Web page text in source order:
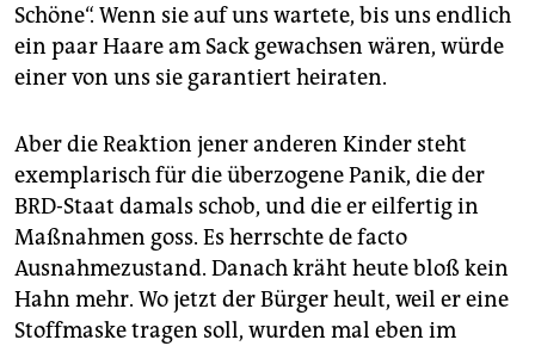
Schöne“. Wenn sie auf uns wartete, bis uns endlich
ein paar Haare am Sack gewachsen wären, würde
einer von uns sie garantiert heiraten.
Aber die Reaktion jener anderen Kinder steht
exemplarisch für die überzogene Panik, die der
BRD-Staat damals schob, und die er eilfertig in
Maßnahmen goss. Es herrschte de facto
Ausnahmezustand. Danach kräht heute bloß kein
Hahn mehr. Wo jetzt der Bürger heult, weil er eine
Stoffmaske tragen soll, wurden mal eben im